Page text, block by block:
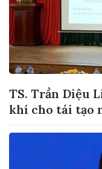
TS. Trần Diệu
khí cho tái tạo